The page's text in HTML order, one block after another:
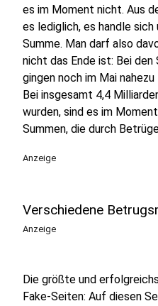
es im Moment nicht. Aus
es lediglich, es handle
Summe. Man darf also
nicht das Ende ist: Bei
gingen noch im Mai
Bei insgesamt 4,4
wurden, sind es im
Summen, die durch
Anzeige
Verschiedene
Anzeige
Die größte und
Fake-Seiten: Auf diesen